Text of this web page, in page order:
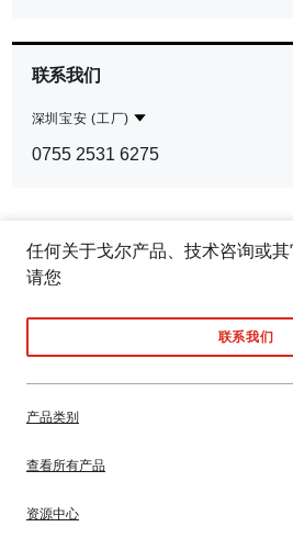
联系我们
深圳宝安 (工厂)
深
安
(工
0755 2531 6275
任何关于戈尔产品、技术咨询或其
请您
联系我们
产品类别
查看所有产品
资源中心